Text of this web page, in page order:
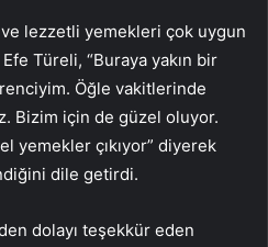
ve lezzetli yemekleri çok uygun
Türeli, “Buraya yakın bir
Öğle vakitlerinde
Bizim için de güzel oluyor.
yemekler çıkıyor” diyerek
dile getirdi.
dolayı teşekkür eden